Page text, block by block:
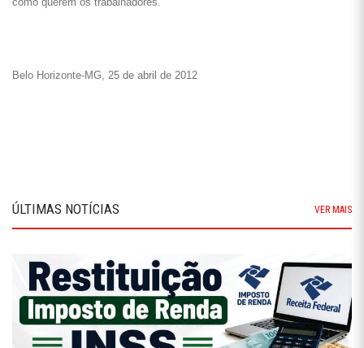
Belo Horizonte-MG, 25 de abril de 2012
ÚLTIMAS NOTÍCIAS VER MAIS